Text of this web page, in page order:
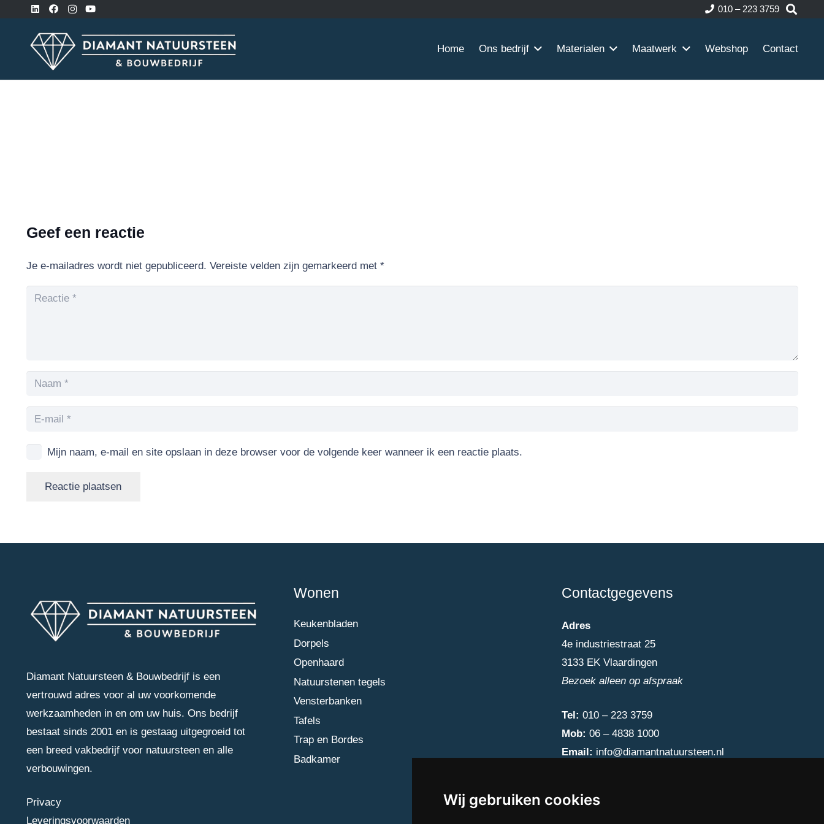
Wij gebruiken cookies
010 – 223 3759
Home Ons bedrijf Materialen Maatwerk Webshop Contact
Geef een reactie
Je e-mailadres wordt niet gepubliceerd. Vereiste velden zijn gemarkeerd met *
Mijn naam, e-mail en site opslaan in deze browser voor de volgende keer wanneer ik een reactie plaats.
Reactie plaatsen
Diamant Natuursteen & Bouwbedrijf is een
vertrouwd adres voor al uw voorkomende
werkzaamheden in en om uw huis. Ons bedrijf
bestaat sinds 2001 en is gestaag uitgegroeid tot
een breed vakbedrijf voor natuursteen en alle
verbouwingen.
Privacy
Leveringsvoorwaarden
Wonen
Keukenbladen
Dorpels
Openhaard
Natuurstenen tegels
Vensterbanken
Tafels
Trap en Bordes
Badkamer
Contactgegevens
Adres
4e industriestraat 25
3133 EK Vlaardingen
Bezoek alleen op afspraak
Tel: 010 – 223 3759
Mob: 06 – 4838 1000
Email: info@diamantnatuursteen.nl